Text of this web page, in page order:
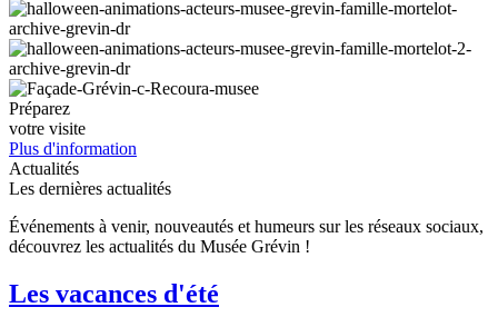
Préparez
votre visite
Plus d'information
Actualités
Les dernières actualités
Événements à venir, nouveautés et humeurs sur les réseaux sociaux,
découvrez les actualités du Musée Grévin !
Les vacances d'été